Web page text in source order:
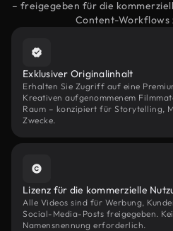
– freigegeben für die
Content-Workflows
Exklusiver Originalinhalt
Erhalten Sie Zugriff auf eine
Kreativen aufgenommenem
Raum – konzipiert für Storytelling,
Zwecke.
Lizenz für die kommerzielle
Alle Videos sind für Werbung,
Social-Media-Posts freigegeben.
Namensnennung erforderlich.